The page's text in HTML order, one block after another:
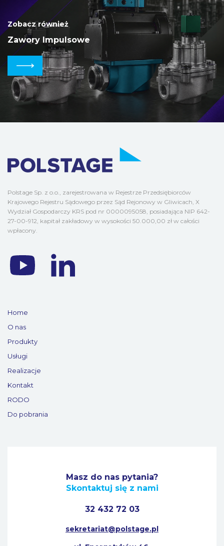
Zobacz również
Zawory Impulsowe
Polstage Sp. z o.o., zarejestrowana w Rejestrze Przedsiębiorców
Krajowego Rejestru Sądowego przez Sąd Rejonowy w Gliwicach, X
Wydział Gospodarczy KRS pod nr 0000095058, posiadająca NIP 642-
27-00-912, kapitał zakładowy w wysokości 50.000,00 zł w całości
wpłacony.
Home
O nas
Produkty
Usługi
Realizacje
Kontakt
RODO
Do pobrania
Masz do nas pytania?
Skontaktuj się z nami
32 432 72 03
sekretariat@polstage.pl